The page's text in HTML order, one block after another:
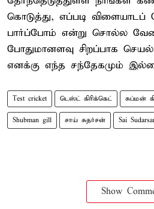
கொடுத்து, எப்படி
பார்ப்போம் என்று சொல்ல
போதுமானளவு சிறப்பாக
எனக்கு எந்த சந்தேகமும்
Test cricket டெஸ்ட் கிரிக்கெட் சுப்மன்
Shubman gill சாய் சுதர்சன் Sai
Show